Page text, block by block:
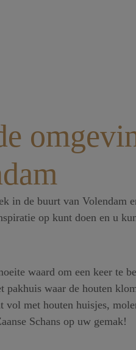
in de buurt van
op kunt doen en u
waard om een keer te
waar de houten
vol met houten huisjes,
Schans op uw gemak!